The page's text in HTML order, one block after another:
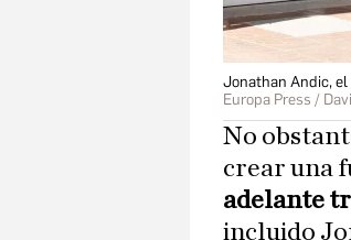
Jonathan Andic,
Europa Press /
No
crear una
adelante
incluido